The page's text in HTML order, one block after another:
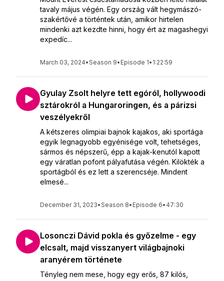
tavaly május végén. Egy ország vált hegymászó-
szakértővé a történtek után, amikor hirtelen
mindenki azt kezdte hinni, hogy ért az magashegyi
expedíc...
March 03, 2024•Season 9• Episode 1• 1:22:59
Gyulay Zsolt helyre tett egóról, hollywoodi
sztárokról a Hungaroringen, és a párizsi
veszélyekről
A kétszeres olimpiai bajnok kajakos, aki sportága
egyik legnagyobb egyénisége volt, tehetséges,
sármos és népszerű, épp a kajak-kenutól kapott
egy váratlan pofont pályafutása végén. Kilökték a
sportágból és ez lett a szerencséje. Mindent
elmesé...
December 31, 2023•Season 8• Episode 6• 47:30
Losonczi Dávid pokla és győzelme - egy
elcsalt, majd visszanyert világbajnoki
aranyérem története
Tényleg nem mese, hogy egy erős, 87 kilós,